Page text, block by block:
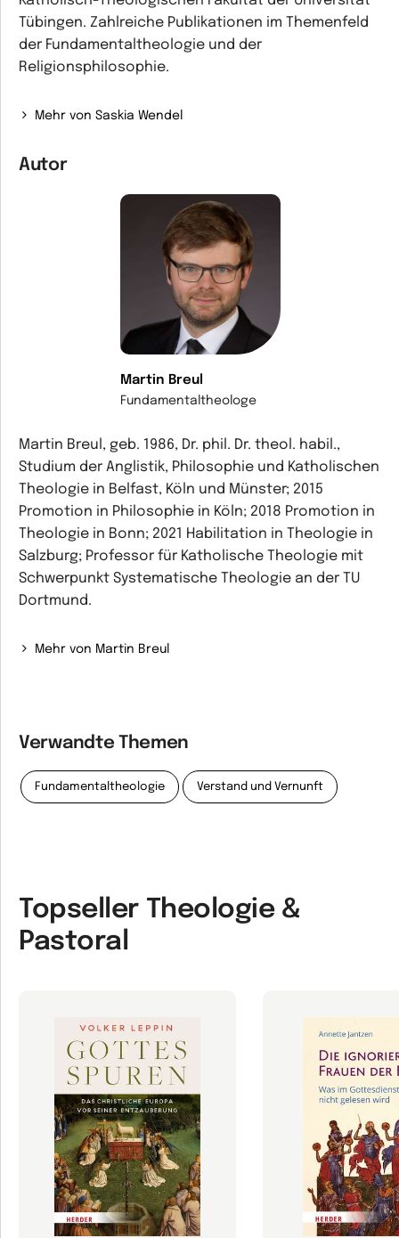
Tübingen. Zahlreiche Publikationen im Themenfeld
der Fundamentaltheologie und der
Religionsphilosophie.
Mehr von Saskia Wendel
Autor
Martin Breul
Fundamentaltheologe
Martin Breul, geb. 1986, Dr. phil. Dr. theol. habil.,
Studium der Anglistik, Philosophie und Katholischen
Theologie in Belfast, Köln und Münster; 2015
Promotion in Philosophie in Köln; 2018 Promotion in
Theologie in Bonn; 2021 Habilitation in Theologie in
Salzburg; Professor für Katholische Theologie mit
Schwerpunkt Systematische Theologie an der TU
Dortmund.
Mehr von Martin Breul
Verwandte Themen
Fundamentaltheologie Verstand und Vernunft
Topseller Theologie &
Pastoral